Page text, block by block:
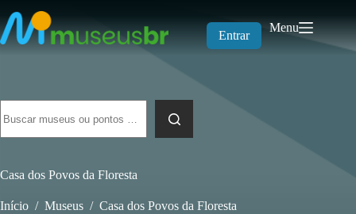
para
o
conteúdo
Entrar
Menu
resultados
Casa dos Povos da Floresta
Início / Museus / Casa dos Povos da Floresta